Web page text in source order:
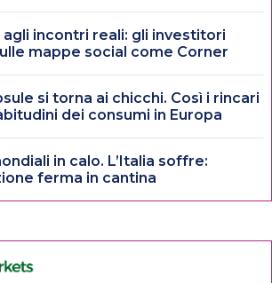
incontri reali: gli investitori
mappe social come Corner
si torna ai chicchi. Così i rincari
dei consumi in Europa
in calo. L’Italia soffre:
ferma in cantina